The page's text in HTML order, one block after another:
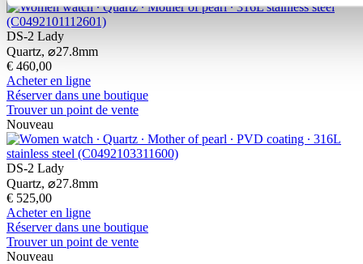
DS-2 Lady
Quartz, ⌀27.8mm
€ 460,00
Acheter en ligne
Réserver dans une boutique
Trouver un point de vente
Nouveau
DS-2 Lady
Quartz, ⌀27.8mm
€ 525,00
Acheter en ligne
Réserver dans une boutique
Trouver un point de vente
Nouveau